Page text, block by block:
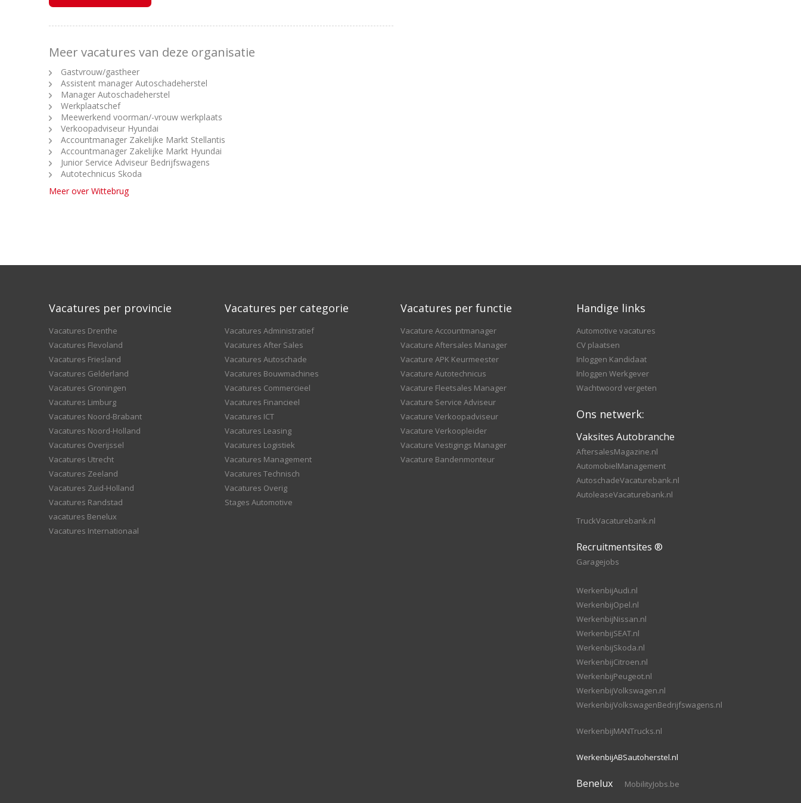
Meer vacatures van deze organisatie
Gastvrouw/gastheer
Assistent manager Autoschadeherstel
Manager Autoschadeherstel
Werkplaatschef
Meewerkend voorman/-vrouw werkplaats
Verkoopadviseur Hyundai
Accountmanager Zakelijke Markt Stellantis
Accountmanager Zakelijke Markt Hyundai
Junior Service Adviseur Bedrijfswagens
Autotechnicus Skoda
Meer over Wittebrug
Vacatures per provincie
Vacatures Drenthe
Vacatures Flevoland
Vacatures Friesland
Vacatures Gelderland
Vacatures Groningen
Vacatures Limburg
Vacatures Noord-Brabant
Vacatures Noord-Holland
Vacatures Overijssel
Vacatures Utrecht
Vacatures Zeeland
Vacatures Zuid-Holland
Vacatures Randstad
vacatures Benelux
Vacatures Internationaal
Vacatures per categorie
Vacatures Administratief
Vacatures After Sales
Vacatures Autoschade
Vacatures Bouwmachines
Vacatures Commercieel
Vacatures Financieel
Vacatures ICT
Vacatures Leasing
Vacatures Logistiek
Vacatures Management
Vacatures Technisch
Vacatures Overig
Stages Automotive
Vacatures per functie
Vacature Accountmanager
Vacature Aftersales Manager
Vacature APK Keurmeester
Vacature Autotechnicus
Vacature Fleetsales Manager
Vacature Service Adviseur
Vacature Verkoopadviseur
Vacature Verkoopleider
Vacature Vestigings Manager
Vacature Bandenmonteur
Handige links
Automotive vacatures
CV plaatsen
Inloggen Kandidaat
Inloggen Werkgever
Wachtwoord vergeten
Ons netwerk:
Vaksites Autobranche
AftersalesMagazine.nl
AutomobielManagement
AutoschadeVacaturebank.nl
AutoleaseVacaturebank.nl
TruckVacaturebank.nl
Recruitmentsites ®
Garagejobs
WerkenbijAudi.nl
WerkenbijOpel.nl
WerkenbijNissan.nl
WerkenbijSEAT.nl
WerkenbijSkoda.nl
WerkenbijCitroen.nl
WerkenbijPeugeot.nl
WerkenbijVolkswagen.nl
WerkenbijVolkswagenBedrijfswagens.nl
WerkenbijMANTrucks.nl
WerkenbijABSautoherstel.nl
Benelux MobilityJobs.be